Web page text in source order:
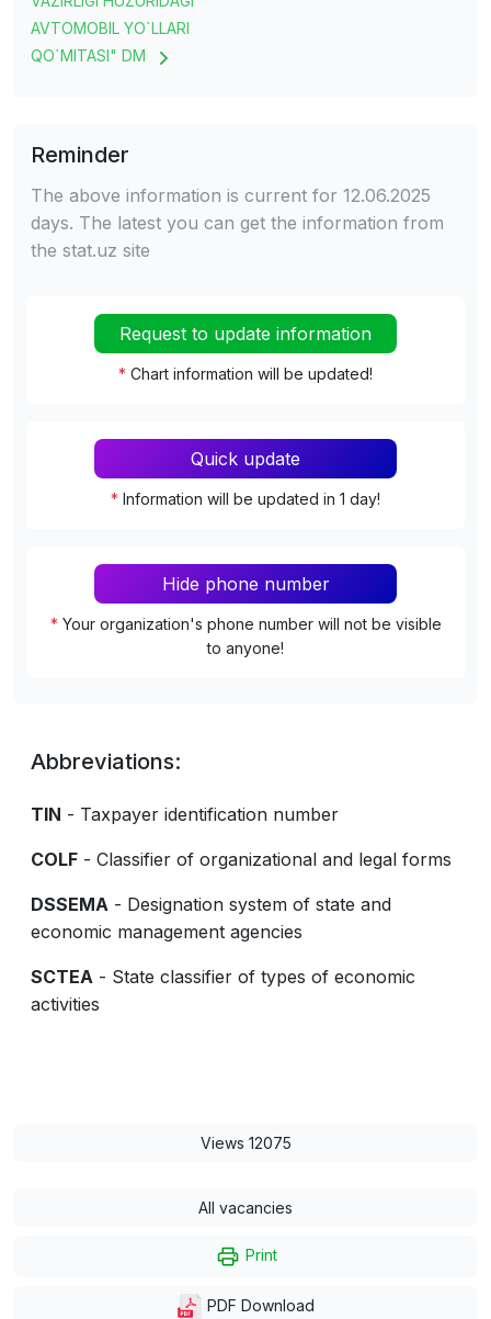
AVTOMOBIL YO`LLARI
QO`MITASI" DM
Reminder
The above information is current for 12.06.2025
days. The latest you can get the information from
the stat.uz site
Request to update information
* Chart information will be updated!
Quick update
* Information will be updated in 1 day!
Hide phone number
* Your organization's phone number will not be visible
to anyone!
Abbreviations:
TIN - Taxpayer identification number
COLF - Classifier of organizational and legal forms
DSSEMA - Designation system of state and
economic management agencies
SCTEA - State classifier of types of economic
activities
Views 12075
All vacancies
Print
PDF Download